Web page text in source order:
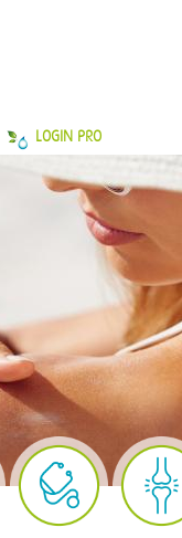
LOGIN PRO